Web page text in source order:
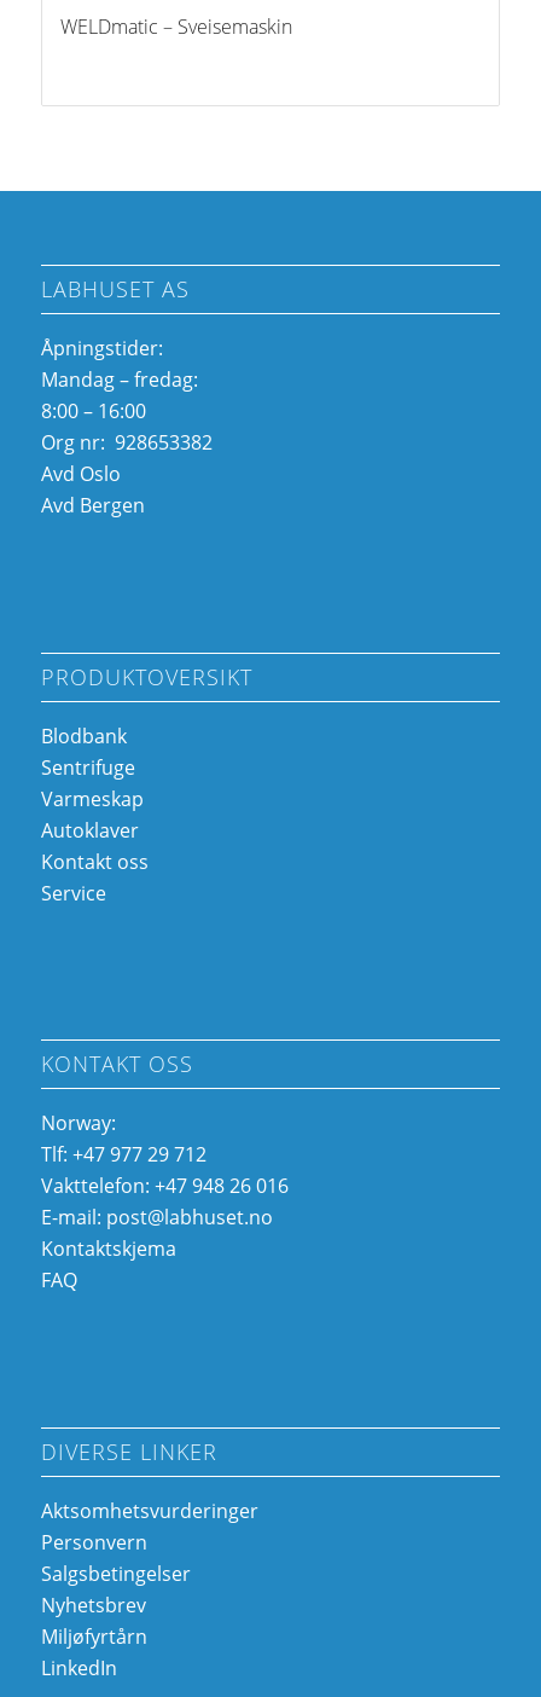
WELDmatic – Sveisemaskin
LABHUSET AS
Åpningstider:
Mandag – fredag:
8:00 – 16:00
Org nr: 928653382
Avd Oslo
Avd Bergen
PRODUKTOVERSIKT
Blodbank
Sentrifuge
Varmeskap
Autoklaver
Kontakt oss
Service
KONTAKT OSS
Norway:
Tlf: +47 977 29 712
Vakttelefon: +47 948 26 016
E-mail: post@labhuset.no
Kontaktskjema
FAQ
DIVERSE LINKER
Aktsomhetsvurderinger
Personvern
Salgsbetingelser
Nyhetsbrev
Miljøfyrtårn
LinkedIn